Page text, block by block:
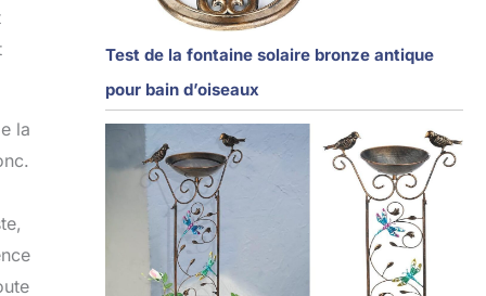
la
Test de la fontaine solaire bronze antique
pour bain d’oiseaux